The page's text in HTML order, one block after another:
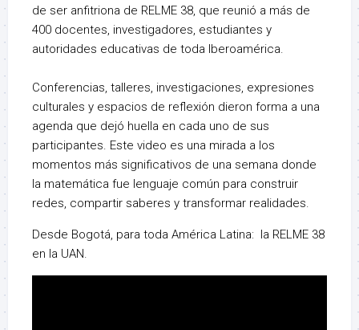
de ser anfitriona de RELME 38, que reunió a más de
400 docentes, investigadores, estudiantes y
autoridades educativas de toda Iberoamérica.
Conferencias, talleres, investigaciones, expresiones
culturales y espacios de reflexión dieron forma a una
agenda que dejó huella en cada uno de sus
participantes. Este video es una mirada a los
momentos más significativos de una semana donde
la matemática fue lenguaje común para construir
redes, compartir saberes y transformar realidades.
Desde Bogotá, para toda América Latina: la RELME 38
en la UAN.